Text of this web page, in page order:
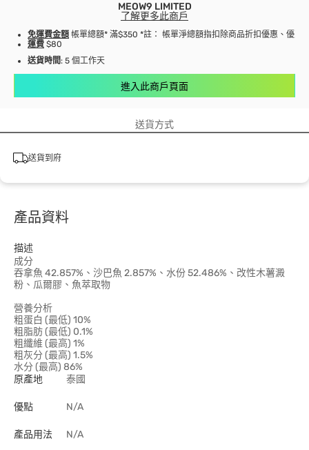
MEOW9 LIMITED
了解更多此商戶
免運費金額 帳單總額* 滿$350 *註： 帳單淨總額指扣除商品折扣優惠、優惠
運費 $80
送貨時間: 5 個工作天
進入此商戶頁面
送貨方式
送貨到府
產品資料
描述
成分
吞拿魚 42.857%、沙巴魚 2.857%、水份 52.486%、改性木薯澱
粉、瓜爾膠、魚萃取物
營養分析
粗蛋白 (最低) 10%
粗脂肪 (最低) 0.1%
粗纖維 (最高) 1%
粗灰分 (最高) 1.5%
水分 (最高) 86%
原產地
泰國
優點 N/A
產品用法 N/A